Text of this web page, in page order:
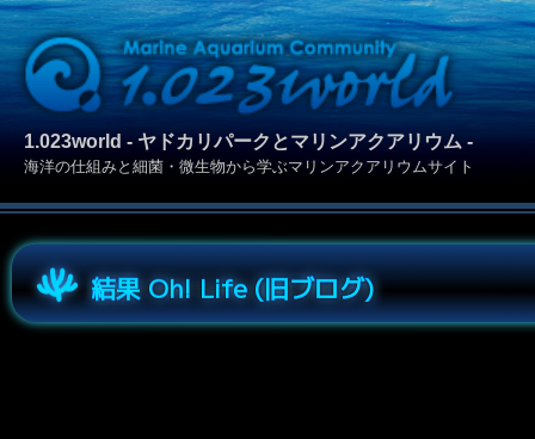
1.023world - ヤドカリパークとマリンアクアリウム -
海洋の仕組みと細菌・微生物から学ぶマリンアクアリウムサイト
結果 Oh! Life (旧ブログ)